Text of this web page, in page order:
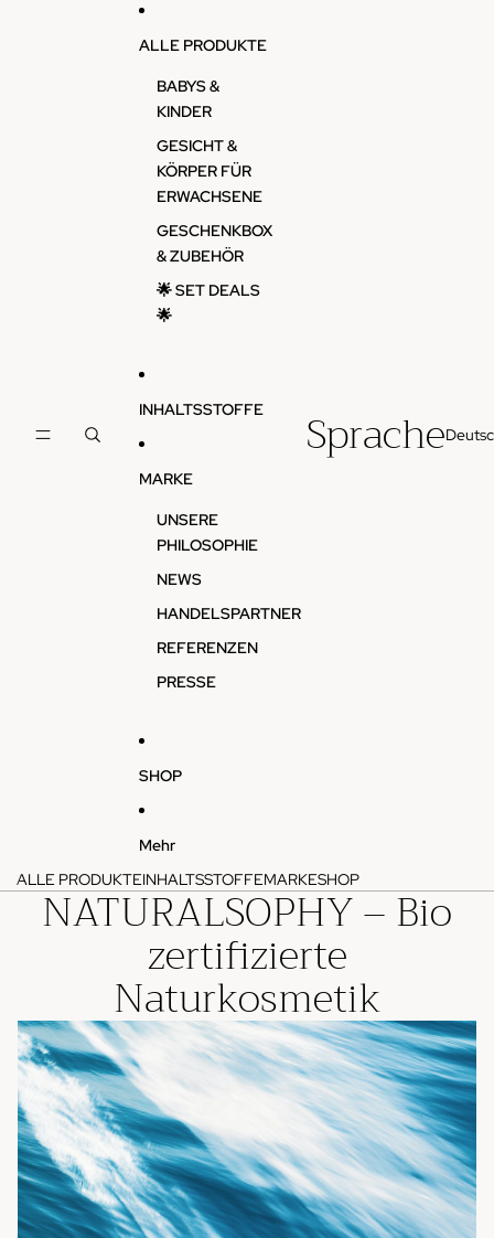
ALLE PRODUKTE
BABYS &
KINDER
GESICHT &
KÖRPER FÜR
ERWACHSENE
GESCHENKBOX
& ZUBEHÖR
🌟 SET DEALS
🌟
INHALTSSTOFFE
MARKE
UNSERE
PHILOSOPHIE
NEWS
HANDELSPARTNER
REFERENZEN
PRESSE
SHOP
Mehr
Sprache
ALLE PRODUKTEINHALTSSTOFFEMARKESHOP
NATURALSOPHY – Bio
zertifizierte
Naturkosmetik